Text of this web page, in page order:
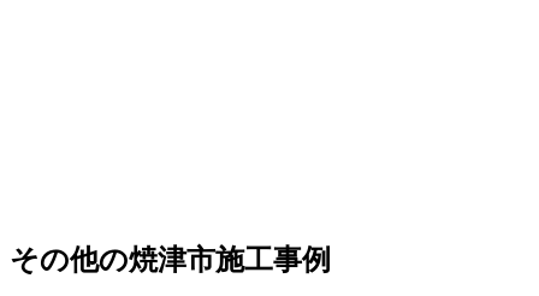
その他の焼津市施工事例